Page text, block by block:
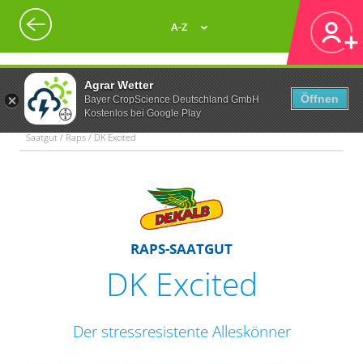
Agrar Wetter
Bayer CropScience Deutschland GmbH
Kostenlos bei Google Play
Öffnen
A-Z
Saatgut / Raps / DK Excited
RAPS-SAATGUT
DK Excited
Der stressresistente Alleskönner